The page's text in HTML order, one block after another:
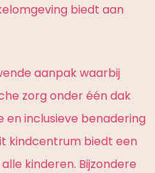
biedt aan
aanpak waarbij
zorg onder één dak
inclusieve benadering
kindcentrum biedt een
kinderen. Bijzondere